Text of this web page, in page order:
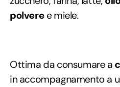
polveree miele.
Ottima da consumare a
in accompagnamento a